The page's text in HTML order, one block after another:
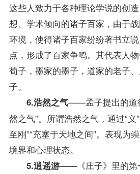
这些人致力于各种理论学说的创
想、学术倾向的诸子百家，由于
环境，使得诸子百家纷纷著书立
点，形成了百家争鸣。其代表人物
荀子，墨家的墨子，道家的老子
子。
6.浩然之气——孟子提出的道
然之气”。所谓浩然之气，通过“义
至刚”“充塞于天地之间”。表现为
境界和心理状态。
5.逍遥游——《庄子》里的第